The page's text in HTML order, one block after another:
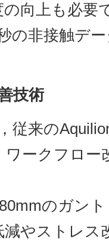
向上も必要
の非接触デ
技術
従来の
ワークフロー
のガン
やストレス